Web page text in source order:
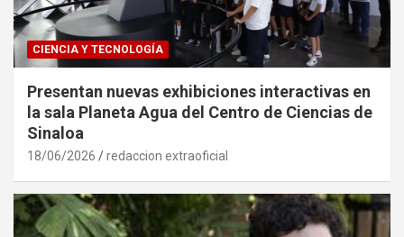
CIENCIA Y TECNOLOGÍA
Presentan nuevas exhibiciones interactivas en
la sala Planeta Agua del Centro de Ciencias de
Sinaloa
18/06/2026 redaccion extraoficial